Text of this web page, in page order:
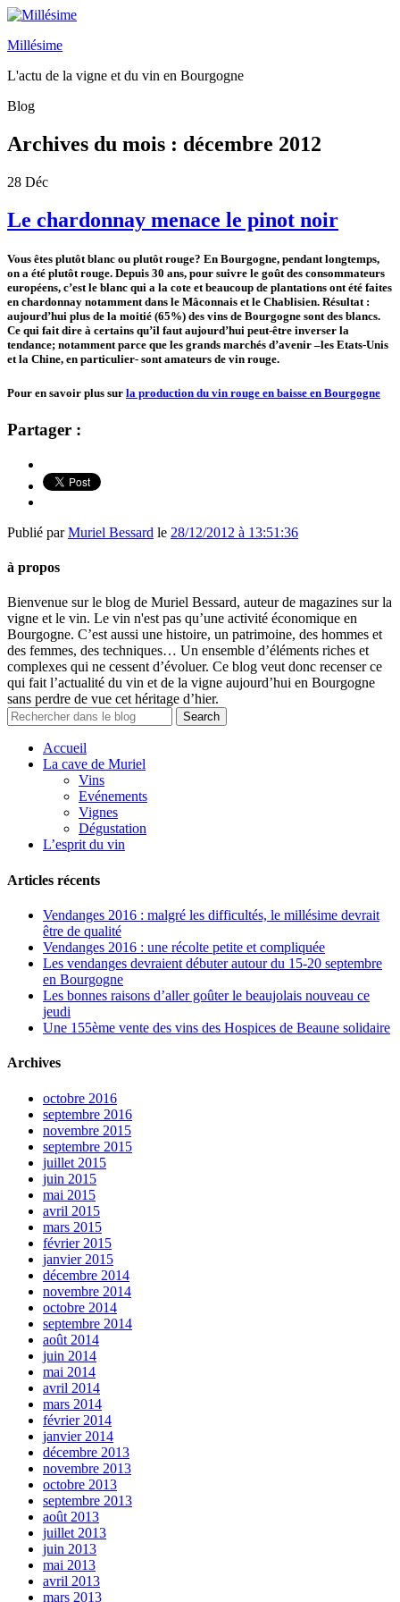
Millésime
L'actu de la vigne et du vin en Bourgogne
Blog
Archives du mois : décembre 2012
28 Déc
Le chardonnay menace le pinot noir
Vous êtes plutôt blanc ou plutôt rouge? En Bourgogne, pendant longtemps,
on a été plutôt rouge. Depuis 30 ans, pour suivre le goût des consommateurs
européens, c’est le blanc qui a la cote et beaucoup de plantations ont été faites
en chardonnay notamment dans le Mâconnais et le Chablisien. Résultat :
aujourd’hui plus de la moitié (65%) des vins de Bourgogne sont des blancs.
Ce qui fait dire à certains qu’il faut aujourd’hui peut-être inverser la
tendance; notamment parce que les grands marchés d’avenir –les Etats-Unis
et la Chine, en particulier- sont amateurs de vin rouge.
Pour en savoir plus sur la production du vin rouge en baisse en Bourgogne
Partager :
Publié parMuriel Bessard le 28/12/2012 à 13:51:36
à propos
Bienvenue sur le blog de Muriel Bessard, auteur de magazines sur la
vigne et le vin. Le vin n'est pas qu’une activité économique en
Bourgogne. C’est aussi une histoire, un patrimoine, des hommes et
des femmes, des techniques… Un ensemble d’éléments riches et
complexes qui ne cessent d’évoluer. Ce blog veut donc recenser ce
qui fait l’actualité du vin et de la vigne aujourd’hui en Bourgogne
sans perdre de vue cet héritage d’hier.
Accueil
La cave de Muriel
Vins
Evénements
Vignes
Dégustation
L’esprit du vin
Articles récents
Vendanges 2016 : malgré les difficultés, le millésime devrait
être de qualité
Vendanges 2016 : une récolte petite et compliquée
Les vendanges devraient débuter autour du 15-20 septembre
en Bourgogne
Les bonnes raisons d’aller goûter le beaujolais nouveau ce
jeudi
Une 155ème vente des vins des Hospices de Beaune solidaire
Archives
octobre 2016
septembre 2016
novembre 2015
septembre 2015
juillet 2015
juin 2015
mai 2015
avril 2015
mars 2015
février 2015
janvier 2015
décembre 2014
novembre 2014
octobre 2014
septembre 2014
août 2014
juin 2014
mai 2014
avril 2014
mars 2014
février 2014
janvier 2014
décembre 2013
novembre 2013
octobre 2013
septembre 2013
août 2013
juillet 2013
juin 2013
mai 2013
avril 2013
mars 2013